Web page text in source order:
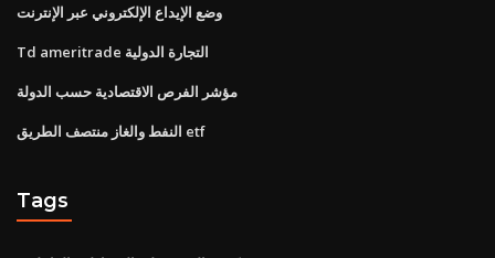
وضع الإيداع الإلكتروني عبر الإنترنت
Td ameritrade التجارة الدولية
مؤشر الفرص الاقتصادية حسب الدولة
النفط والغاز منتصف الطريق etf
Tags